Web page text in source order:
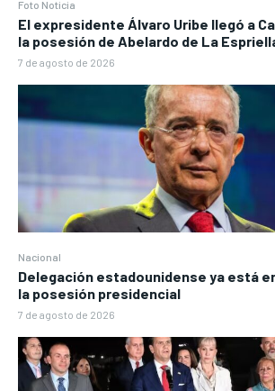
Foto Noticia
El expresidente Álvaro Uribe llegó a
la posesión de Abelardo de La
7 de agosto de 2026
Nacional
Delegación estadounidense ya está
la posesión presidencial
7 de agosto de 2026